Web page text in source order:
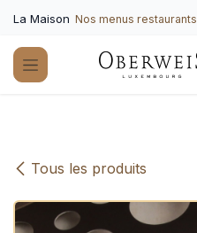
La Maison Nos menus restaurants
Tous les produits